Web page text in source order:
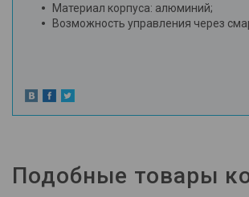
Материал корпуса: алюминий;
Возможность управления через
Подобные товары